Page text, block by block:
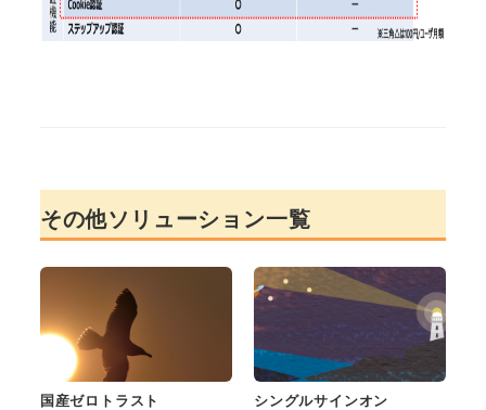
その他ソリューション一覧
国産ゼロトラスト
シングルサインオン